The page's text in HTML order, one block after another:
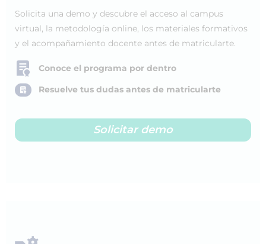
Solicita una demo y descubre el acceso al campus
virtual, la metodología online, los materiales formativos
y el acompañamiento docente antes de matricularte.
Conoce el programa por dentro
Resuelve tus dudas antes de matricularte
Solicitar demo